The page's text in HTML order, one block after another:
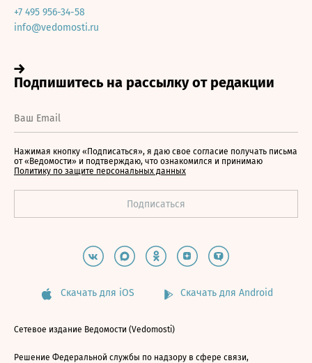
+7 495 956-34-58
info@vedomosti.ru
Нажимая кнопку «Подписаться», я даю свое согласие получать письма
от «Ведомости» и подтверждаю, что ознакомился и принимаю
Политику по защите персональных данных
Скачать для iOS Скачать для Android
Сетевое издание Ведомости (Vedomosti)
Решение Федеральной службы по надзору в сфере связи,